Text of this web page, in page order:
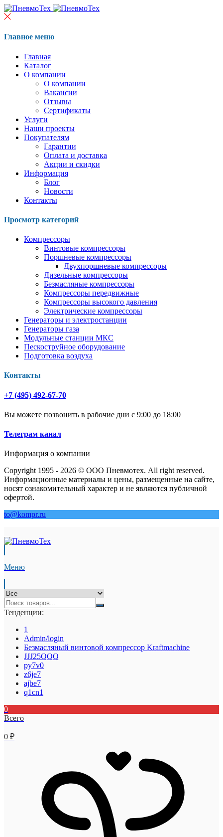
Главное меню
Главная
Каталог
О компании
О компании
Вакансии
Отзывы
Сертификаты
Услуги
Наши проекты
Покупателям
Гарантии
Оплата и доставка
Акции и скидки
Информация
Блог
Новости
Контакты
Просмотр категорий
Компрессоры
Винтовые компрессоры
Поршневые компрессоры
Двухпоршневые компрессоры
Дизельные компрессоры
Безмасляные компрессоры
Компрессоры передвижные
Компрессоры высокого давления
Электрические компрессоры
Генераторы и электростанции
Генераторы газа
Модульные станции МКС
Пескоструйное оборудование
Подготовка воздуха
Контакты
+7 (495) 492-67-70
Вы можете позвонить в рабочие дни с 9:00 до 18:00
Телеграм канал
Информация о компании
Copyright 1995 - 2026 © ООО Пневмотех. All right reserved.
Информационные материалы и цены, размещенные на сайте,
носят ознакомительный характер и не являются публичной
офертой.
to@kompr.ru
Меню
Тенденции:
1
Admin/login
Безмасляный винтовой компрессор Kraftmaсhine
JJJ25QQQ
py7v0
z6je7
ajbe7
q1cn1
0
Всего
0 ₽